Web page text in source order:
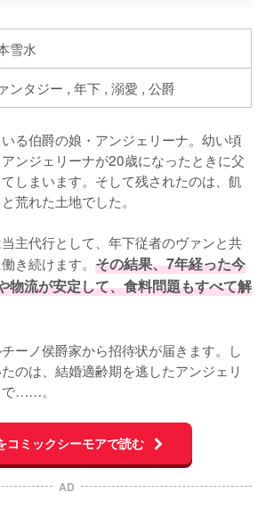
雪水
ンタジー , 年下 , 溺愛 , 公爵
る伯爵の娘・アンジェリーナ。幼い頃
ンジェリーナが20歳になったときに父
しまいます。そして残されたのは、飢
荒れた土地でした。
主代行として、年下従者のヴァンと共
き続けます。 その結果、7年経った今
物流が安定して、食料問題もすべて解
ーノ侯爵家から招待状が届きます。し
のは、結婚適齢期を逃したアンジェリ
……。
コミックシーモアで読む
AD